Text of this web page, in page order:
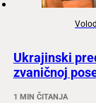
Ukrajinski
zvaničnoj
1 MIN ČITANJA